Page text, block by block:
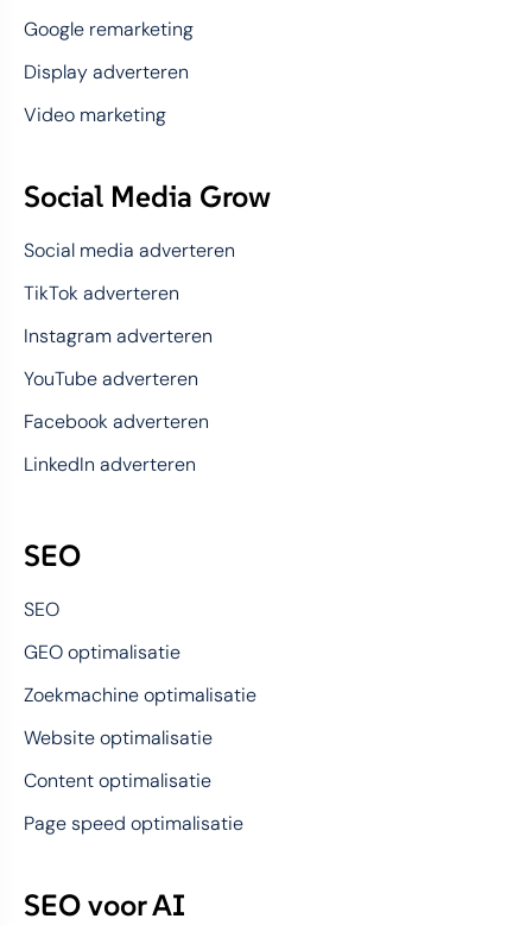
Google remarketing
Display adverteren
Video marketing
Social Media Grow
Social media adverteren
TikTok adverteren
Instagram adverteren
YouTube adverteren
Facebook adverteren
LinkedIn adverteren
SEO
SEO
GEO optimalisatie
Zoekmachine optimalisatie
Website optimalisatie
Content optimalisatie
Page speed optimalisatie
SEO voor AI